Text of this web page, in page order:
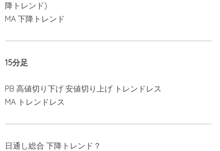
降トレンド)
MA 下降トレンド
15分足
PB 高値切り下げ 安値切り上げ トレンドレス
MA トレンドレス
日通し総合 下降トレンド？